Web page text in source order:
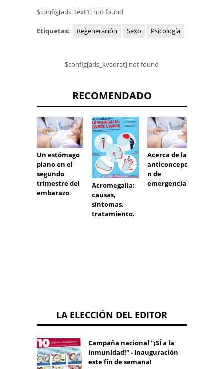
$config[ads_text1] not found
Etiquetas: Regeneración Sexo Psicología
$config[ads_kvadrat] not found
RECOMENDADO
Un estómago
plano en el
segundo
trimestre del
embarazo
Acromegalia:
causas,
síntomas,
tratamiento.
Acerca de la
anticoncepció
n de
emergencia
LA ELECCIÓN DEL EDITOR
Campaña nacional "¡SÍ a la
inmunidad!" - Inauguración
este fin de semana!